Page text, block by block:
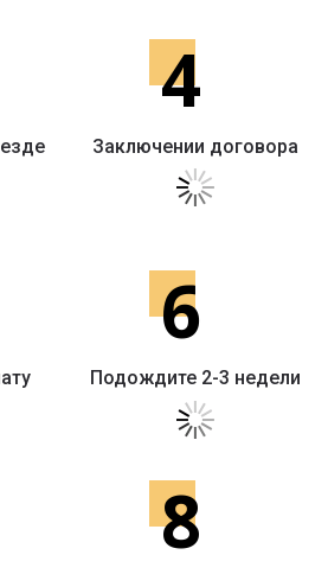
4
Заключении договора
6
Подождите 2-3 недели
8